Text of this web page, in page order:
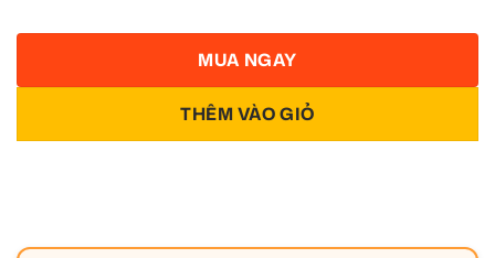
THÊM VÀO GIỎ
MUA NGAY